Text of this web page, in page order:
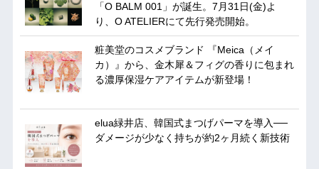
「O BALM 001」が誕生。7月31日(金)よ
り、O ATELIERにて先行発売開始。
粧美堂のコスメブランド 『Meica（メイ
カ）』から、金木犀＆フィグの香りに包まれ
る濃厚保湿ケアアイテムが新登場！
elua緑井店、韓国式まつげパーマを導入──
ダメージが少なく持ちが約2ヶ月続く新技術